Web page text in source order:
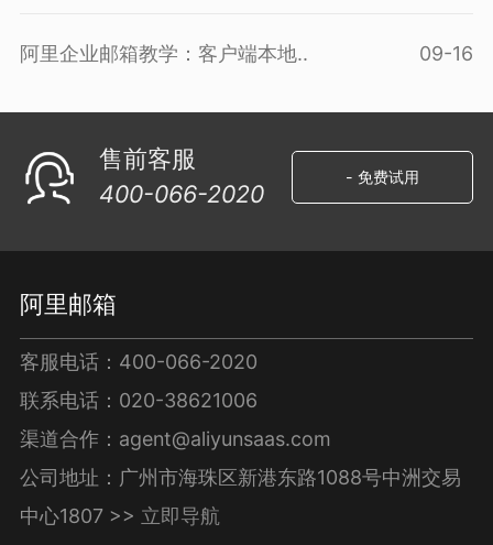
阿里企业邮箱教学：客户端本地.. 09-16
售前客服
400-066-2020
- 免费试用
阿里邮箱
客服电话：400-066-2020
联系电话：020-38621006
渠道合作：agent@aliyunsaas.com
公司地址：广州市海珠区新港东路1088号中洲交易
中心1807 >> 立即导航